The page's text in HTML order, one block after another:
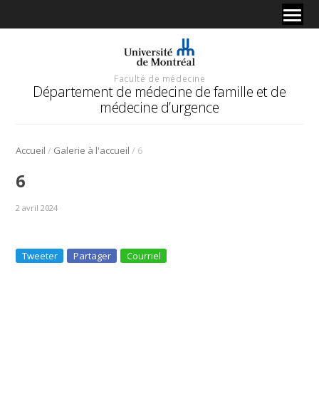
Faculté de médecine
Département de médecine de famille et de
médecine d’urgence
Accueil / Galerie à l'accueil / 6
6
2 avril 2024
Tweeter Partager Courriel